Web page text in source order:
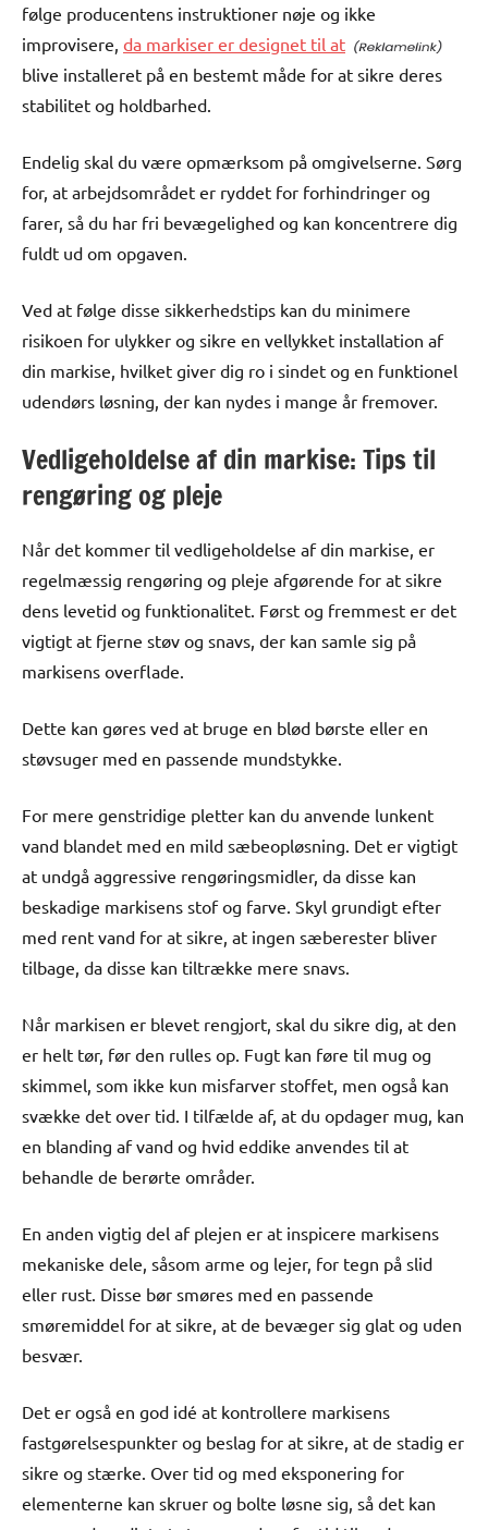
følge producentens instruktioner nøje og ikke
improvisere, da markiser er designet til at
blive installeret på en bestemt måde for at sikre deres
stabilitet og holdbarhed.
Endelig skal du være opmærksom på omgivelserne. Sørg
for, at arbejdsområdet er ryddet for forhindringer og
farer, så du har fri bevægelighed og kan koncentrere dig
fuldt ud om opgaven.
Ved at følge disse sikkerhedstips kan du minimere
risikoen for ulykker og sikre en vellykket installation af
din markise, hvilket giver dig ro i sindet og en funktionel
udendørs løsning, der kan nydes i mange år fremover.
Vedligeholdelse af din markise: Tips til
rengøring og pleje
Når det kommer til vedligeholdelse af din markise, er
regelmæssig rengøring og pleje afgørende for at sikre
dens levetid og funktionalitet. Først og fremmest er det
vigtigt at fjerne støv og snavs, der kan samle sig på
markisens overflade.
Dette kan gøres ved at bruge en blød børste eller en
støvsuger med en passende mundstykke.
For mere genstridige pletter kan du anvende lunkent
vand blandet med en mild sæbeopløsning. Det er vigtigt
at undgå aggressive rengøringsmidler, da disse kan
beskadige markisens stof og farve. Skyl grundigt efter
med rent vand for at sikre, at ingen sæberester bliver
tilbage, da disse kan tiltrække mere snavs.
Når markisen er blevet rengjort, skal du sikre dig, at den
er helt tør, før den rulles op. Fugt kan føre til mug og
skimmel, som ikke kun misfarver stoffet, men også kan
svække det over tid. I tilfælde af, at du opdager mug, kan
en blanding af vand og hvid eddike anvendes til at
behandle de berørte områder.
En anden vigtig del af plejen er at inspicere markisens
mekaniske dele, såsom arme og lejer, for tegn på slid
eller rust. Disse bør smøres med en passende
smøremiddel for at sikre, at de bevæger sig glat og uden
besvær.
Det er også en god idé at kontrollere markisens
fastgørelsespunkter og beslag for at sikre, at de stadig er
sikre og stærke. Over tid og med eksponering for
elementerne kan skruer og bolte løsne sig, så det kan